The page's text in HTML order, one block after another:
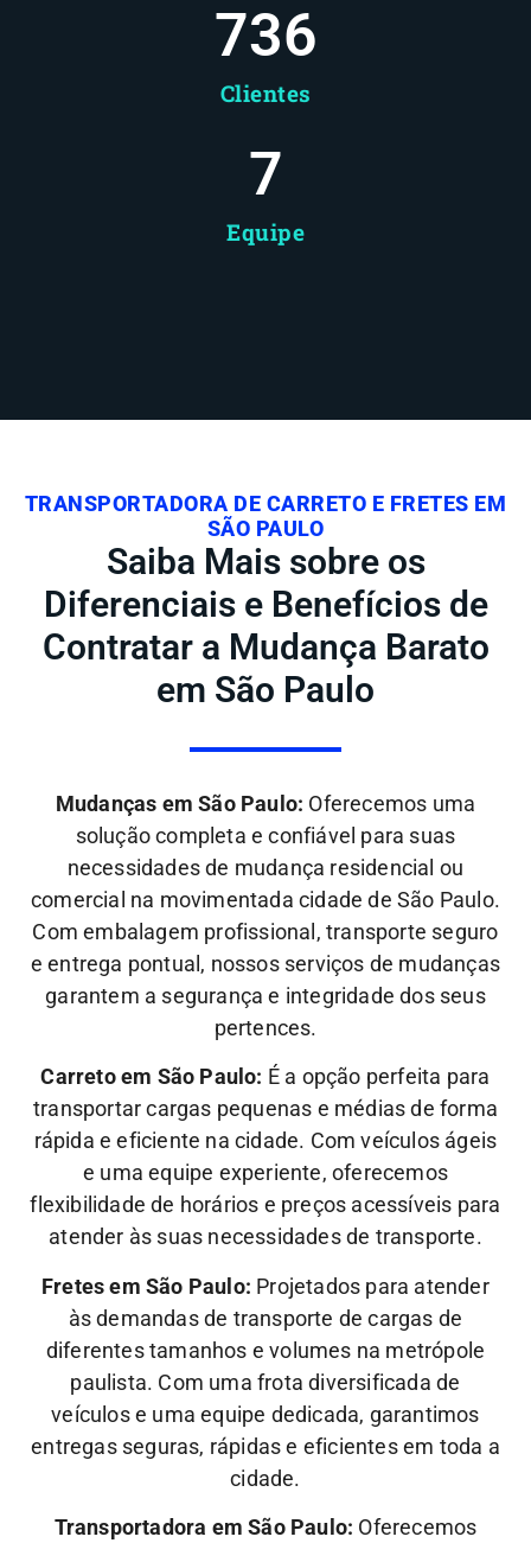
Clientes
737
Equipe
8
TRANSPORTADORA DE CARRETO E FRETES EM
SÃO PAULO
Saiba Mais sobre os
Diferenciais e Benefícios de
Contratar a Mudança Barato
em São Paulo
Mudanças em São Paulo: Oferecemos uma
solução completa e confiável para suas
necessidades de mudança residencial ou
comercial na movimentada cidade de São Paulo.
Com embalagem profissional, transporte seguro
e entrega pontual, nossos serviços de mudanças
garantem a segurança e integridade dos seus
pertences.
Carreto em São Paulo: É a opção perfeita para
transportar cargas pequenas e médias de forma
rápida e eficiente na cidade. Com veículos ágeis
e uma equipe experiente, oferecemos
flexibilidade de horários e preços acessíveis para
atender às suas necessidades de transporte.
Fretes em São Paulo: Projetados para atender
às demandas de transporte de cargas de
diferentes tamanhos e volumes na metrópole
paulista. Com uma frota diversificada de
veículos e uma equipe dedicada, garantimos
entregas seguras, rápidas e eficientes em toda a
cidade.
Transportadora em São Paulo: Oferecemos